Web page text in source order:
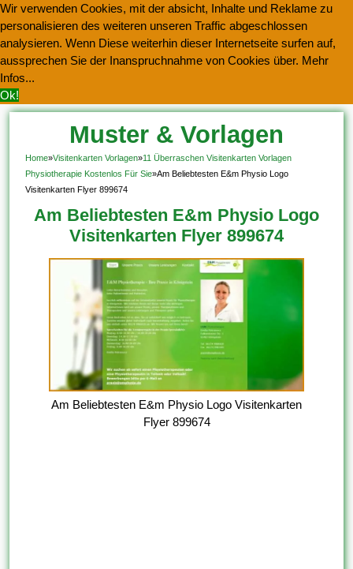
Wir verwenden Cookies, mit der absicht, Inhalte und Reklame zu
personalisieren des weiteren unseren Traffic abgeschlossen
analysieren. Wenn Diese weiterhin dieser Internetseite surfen auf,
aussprechen Sie der Inanspruchnahme von Cookies über. Mehr
Infos...
Ok!
Muster & Vorlagen
Kostenlos Herunterladen
Home»Visitenkarten Vorlagen»11 Überraschen Visitenkarten Vorlagen
Physiotherapie Kostenlos Für Sie»Am Beliebtesten E&m Physio Logo
Visitenkarten Flyer 899674
Am Beliebtesten E&m Physio Logo
Visitenkarten Flyer 899674
Am Beliebtesten E&m Physio Logo Visitenkarten
Flyer 899674